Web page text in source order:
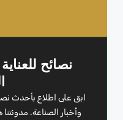
نصائح
ابق على اطلاع بأحدث
وأخبار الصناعة.